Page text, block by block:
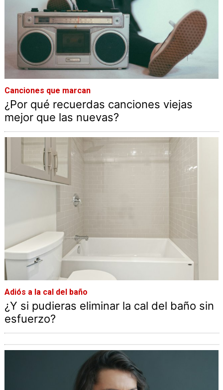
Canciones que marcan
¿Por qué recuerdas canciones viejas
mejor que las nuevas?
Adiós a la cal del baño
¿Y si pudieras eliminar la cal del baño sin
esfuerzo?